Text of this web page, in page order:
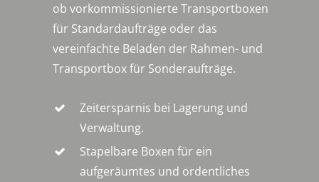
ob vorkommissionierte Transportboxen
für Standardaufträge oder das
vereinfachte Beladen der Rahmen- und
Transportbox für Sonderaufträge.
Zeitersparnis bei Lagerung und
Verwaltung.
Stapelbare Boxen für ein
aufgeräumtes und ordentliches